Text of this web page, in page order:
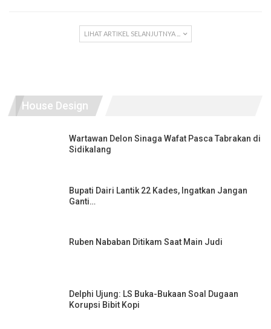
LIHAT ARTIKEL SELANJUTNYA ...
House Design
Wartawan Delon Sinaga Wafat Pasca Tabrakan di
Sidikalang
Bupati Dairi Lantik 22 Kades, Ingatkan Jangan
Ganti…
Ruben Nababan Ditikam Saat Main Judi
Delphi Ujung: LS Buka-Bukaan Soal Dugaan
Korupsi Bibit Kopi